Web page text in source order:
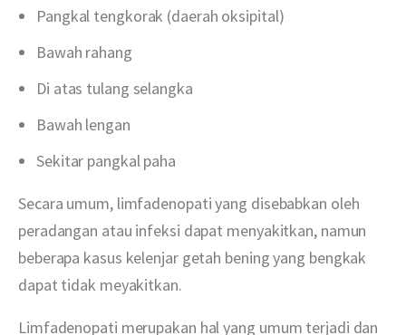
Pangkal tengkorak (daerah oksipital)
Bawah rahang
Di atas tulang selangka
Bawah lengan
Sekitar pangkal paha
Secara umum, limfadenopati yang disebabkan oleh
peradangan atau infeksi dapat menyakitkan, namun
beberapa kasus kelenjar getah bening yang bengkak
dapat tidak meyakitkan.
Limfadenopati merupakan hal yang umum terjadi dan